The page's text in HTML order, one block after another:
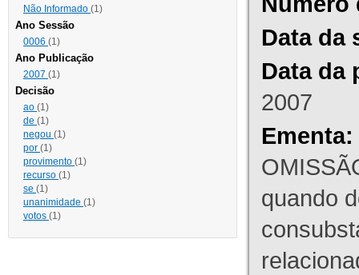
Não Informado (1)
Ano Sessão
0006 (1)
Ano Publicação
2007 (1)
Decisão
ao (1)
de (1)
negou (1)
por (1)
provimento (1)
recurso (1)
se (1)
unanimidade (1)
votos (1)
Data da
Data da
2007
Ementa:
quando